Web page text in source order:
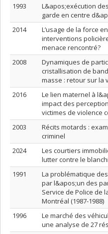
1993
L&apos;exécution
garde en centre
2014
L’usage de la force
interventions
menace rencontré?
2008
Dynamiques de
cristallisation de
masse : retour sur la
2016
Le lien maternel à
impact des
victimes de violence
2003
Récits motards :
criminel
2024
Les courtiers
lutter contre le
1991
La problématique
par l&apos;un des
Service de Police de
Montréal (1987-1988)
1996
Le marché des
une analyse de 27